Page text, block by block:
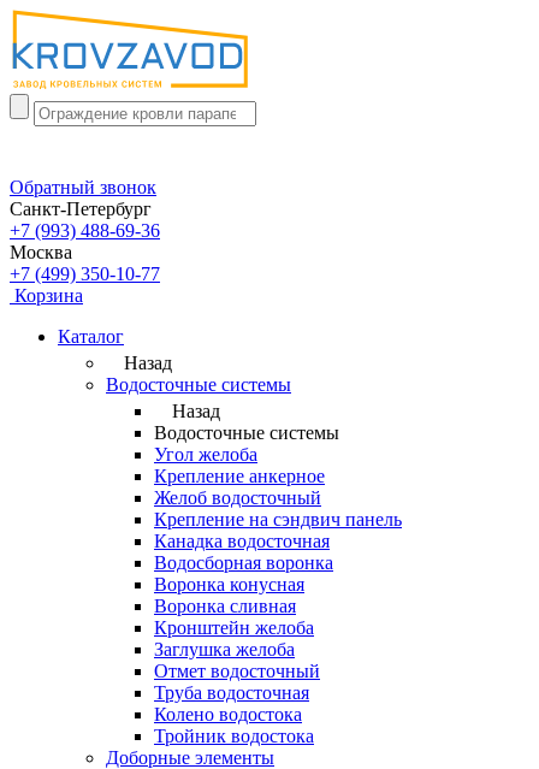
Обратный звонок
Санкт-Петербург
+7 (993) 488-69-36
Москва
+7 (499) 350-10-77
Корзина
Каталог
Назад
Водосточные системы
Назад
Водосточные системы
Угол желоба
Крепление анкерное
Желоб водосточный
Крепление на сэндвич панель
Канадка водосточная
Водосборная воронка
Воронка конусная
Воронка сливная
Кронштейн желоба
Заглушка желоба
Отмет водосточный
Труба водосточная
Колено водостока
Тройник водостока
Доборные элементы